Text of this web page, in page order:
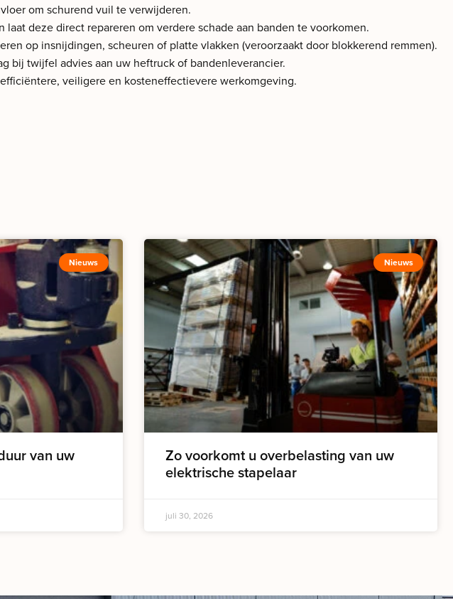
om schurend vuil te verwijderen.
deze direct repareren om verdere schade aan banden te voorkomen.
op insnijdingen, scheuren of platte vlakken (veroorzaakt door blokkerend remmen).
bij twijfel advies aan uw heftruck of bandenleverancier.
veiligere en kosteneffectievere werkomgeving.
Nieuws
van uw
Nieuws
Zo voorkomt u overbelasting van uw
elektrische stapelaar
juli 30, 2026